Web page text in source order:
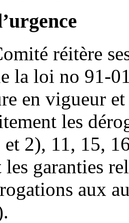
réitère
la loi no 91-
en vigueur
les
et 2), 11, 15,
garanties
aux